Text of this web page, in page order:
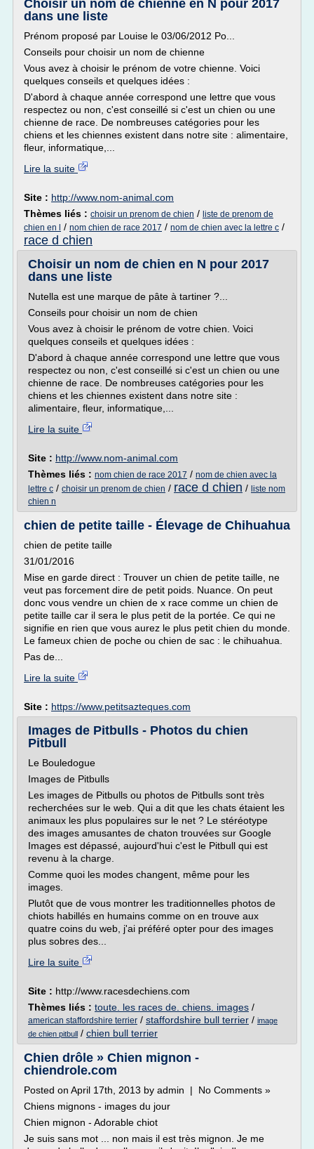
Choisir un nom de chienne en N pour 2017
dans une liste
Prénom proposé par Louise le 03/06/2012 Po...
Conseils pour choisir un nom de chienne
Vous avez à choisir le prénom de votre chienne. Voici
quelques conseils et quelques idées :
D'abord à chaque année correspond une lettre que vous
respectez ou non, c'est conseillé si c'est un chien ou une
chienne de race. De nombreuses catégories pour les
chiens et les chiennes existent dans notre site : alimentaire,
fleur, informatique,...
Lire la suite
Site : http://www.nom-animal.com
Thèmes liés : choisir un prenom de chien / liste de prenom de
chien en l
/ nom chien de race 2017 / nom de chien avec la lettre c /
race d chien
Choisir un nom de chien en N pour 2017
dans une liste
Nutella est une marque de pâte à tartiner ?...
Conseils pour choisir un nom de chien
Vous avez à choisir le prénom de votre chien. Voici
quelques conseils et quelques idées :
D'abord à chaque année correspond une lettre que vous
respectez ou non, c'est conseillé si c'est un chien ou une
chienne de race. De nombreuses catégories pour les
chiens et les chiennes existent dans notre site :
alimentaire, fleur, informatique,...
Lire la suite
Site : http://www.nom-animal.com
Thèmes liés : nom chien de race 2017 / nom de chien avec la
lettre c / choisir un prenom de chien / race d chien / liste nom
chien n
chien de petite taille - Élevage de Chihuahua
chien de petite taille
31/01/2016
Mise en garde direct : Trouver un chien de petite taille, ne
veut pas forcement dire de petit poids. Nuance. On peut
donc vous vendre un chien de x race comme un chien de
petite taille car il sera le plus petit de la portée. Ce qui ne
signifie en rien que vous aurez le plus petit chien du monde.
Le fameux chien de poche ou chien de sac : le chihuahua.
Pas de...
Lire la suite
Site : https://www.petitsazteques.com
Images de Pitbulls - Photos du chien
Pitbull
Le Bouledogue
Images de Pitbulls
Les images de Pitbulls ou photos de Pitbulls sont très
recherchées sur le web. Qui a dit que les chats étaient les
animaux les plus populaires sur le net ? Le stéréotype
des images amusantes de chaton trouvées sur Google
Images est dépassé, aujourd'hui c'est le Pitbull qui est
revenu à la charge.
Comme quoi les modes changent, même pour les
images.
Plutôt que de vous montrer les traditionnelles photos de
chiots habillés en humains comme on en trouve aux
quatre coins du web, j'ai préféré opter pour des images
plus sobres des...
Lire la suite
Site : http://www.racesdechiens.com
Thèmes liés : toute. les races de. chiens. images /
american staffordshire terrier / staffordshire bull terrier / image
de chien pitbull / chien bull terrier
Chien drôle » Chien mignon -
chiendrole.com
Posted on April 17th, 2013 by admin | No Comments »
Chiens mignons - images du jour
Chien mignon - Adorable chiot
Je suis sans mot ... non mais il est très mignon. Je me